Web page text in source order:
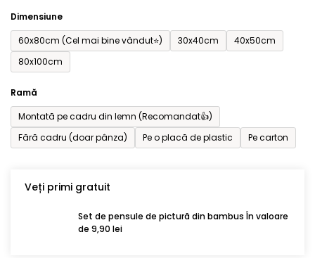
Dimensiune
60x80cm (Cel mai bine vândut⭐)
30x40cm
40x50cm
80x100cm
Ramă
Montată pe cadru din lemn (Recomandat👍)
Fără cadru (doar pânza)
Pe o placă de plastic Pe carton
Veți primi gratuit
Set de pensule de pictură din bambus În valoare
de 9,90 lei